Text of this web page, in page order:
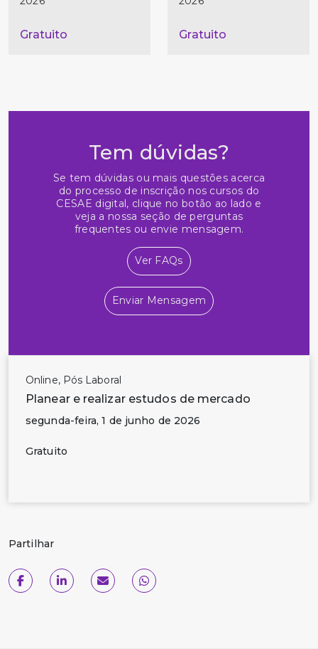
Gratuito Gratuito
Tem dúvidas?
Se tem dúvidas ou mais questões acerca
do processo de inscrição nos cursos do
CESAE digital, clique no botão ao lado e
veja a nossa seção de perguntas
frequentes ou envie mensagem.
Ver FAQs
Enviar Mensagem
Online, Pós Laboral
Planear e realizar estudos de mercado
segunda-feira, 1 de junho de 2026
Gratuito
Partilhar